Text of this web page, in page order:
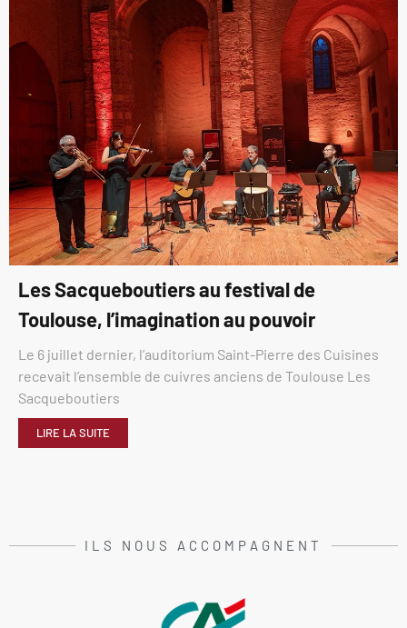
Les Sacqueboutiers au festival de
Toulouse, l’imagination au pouvoir
Le 6 juillet dernier, l’auditorium Saint-Pierre des Cuisines
recevait l’ensemble de cuivres anciens de Toulouse Les
Sacqueboutiers
LIRE LA SUITE
ILS NOUS ACCOMPAGNENT